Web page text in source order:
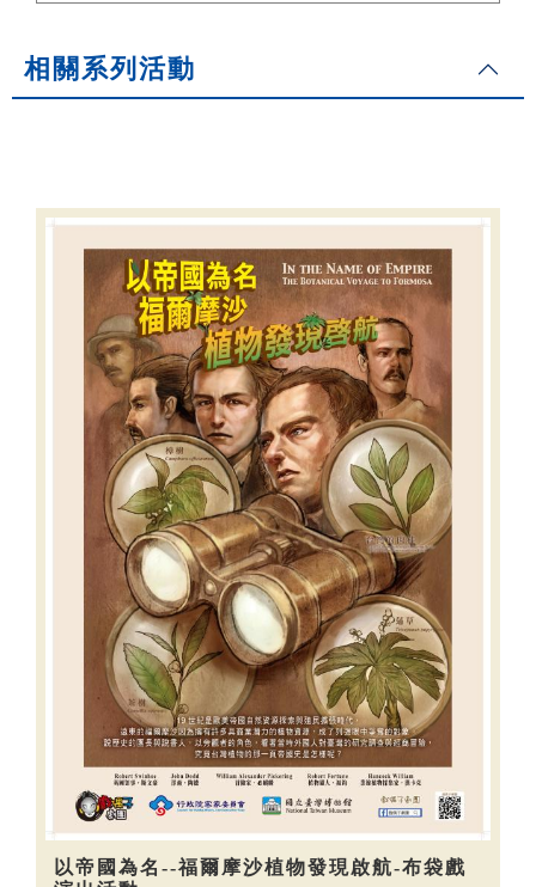
相關系列活動
以帝國為名--福爾摩沙植物發現啟航-布袋戲